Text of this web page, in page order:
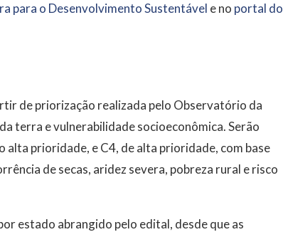
para o Desenvolvimento Sustentável e no portal do
de priorização realizada pelo Observatório da
terra e vulnerabilidade socioeconômica. Serão
prioridade, e C4, de alta prioridade, com base
de secas, aridez severa, pobreza rural e risco
estado abrangido pelo edital, desde que as